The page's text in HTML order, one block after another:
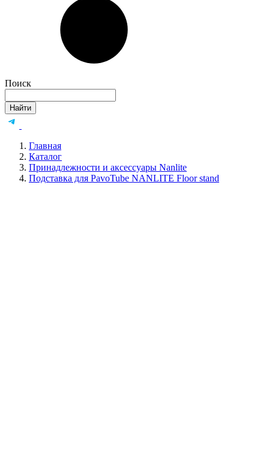
Поиск
Найти
Главная
Каталог
Принадлежности и аксессуары Nanlite
Подставка для PavoTube NANLITE Floor stand